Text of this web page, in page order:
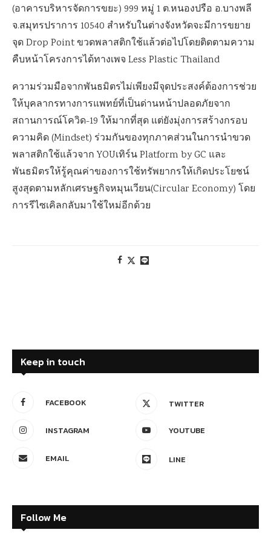
(อาคารบริหารจัดการขยะ) 999 หมู่ 1 ต.หนองปรือ อ.บางพลี
จ.สมุทรปราการ 10540 สำหรับในต่างจังหวัดจะมีการขยาย
จุด Drop Point ขวดพลาสติกใช้แล้วต่อไปโดยติดตามความ
คืบหน้าโครงการได้ทางเพจ Less Plastic Thailand
ความร่วมมือจากพันธมิตรไม่เพียงมีจุดประสงค์ต้องการช่วย
ให้บุคลากรทางการแพทย์ที่เป็นด่านหน้าปลอดภัยจาก
สถานการณ์โควิด-19 ให้มากที่สุด แต่ยังมุ่งการสร้างกรอบ
ความคิด (Mindset) ร่วมกันของทุกภาคส่วนในการนำขวด
พลาสติกใช้แล้วจาก YOUเทิร์น Platform by GC และ
พันธมิตรให้รู้คุณค่าของการใช้ทรัพยากรให้เกิดประโยชน์
สูงสุดตามหลักเศรษฐกิจหมุนเวียน(Circular Economy) โดย
การรีไซเคิลกลับมาใช้ใหม่อีกด้วย
Keep in touch
FACEBOOK TWITTER
INSTAGRAM YOUTUBE
EMAIL LINE
Follow Me